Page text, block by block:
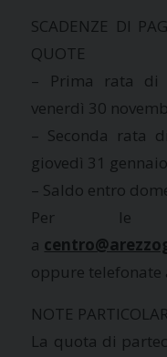
SCADENZE DI
QUOTE
– Prima rata di
venerdì 30
– Seconda rata
giovedì 31
– Saldo entro
Per le
a
oppure telefonate
NOTE
La quota di